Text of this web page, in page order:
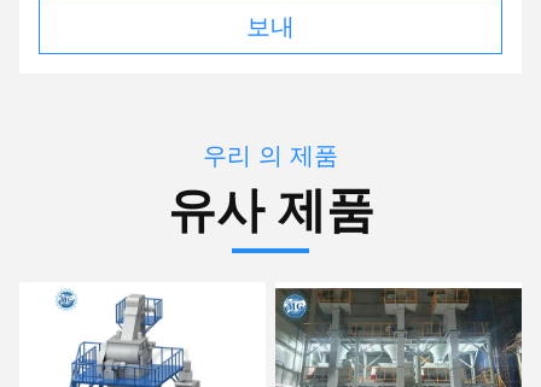
보내
우리 의 제품
유사 제품